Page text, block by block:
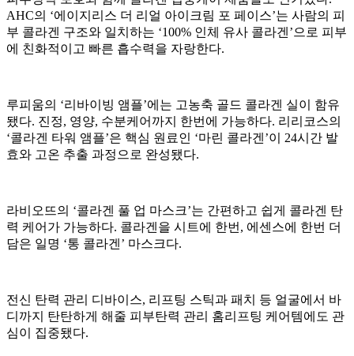
AHC의 ‘에이지리스 더 리얼 아이크림 포 페이스’는 사람의 피
부 콜라겐 구조와 일치하는 ‘100% 인체 유사 콜라겐’으로 피부
에 친화적이고 빠른 흡수력을 자랑한다.
루피움의 ‘리바이빙 앰플’에는 고농축 골드 콜라겐 실이 함유
됐다. 진정, 영양, 수분케어까지 한번에 가능하다. 리리코스의
‘콜라겐 타워 앰플’은 핵심 원료인 ‘마린 콜라겐’이 24시간 발
효와 고온 추출 과정으로 완성됐다.
라비오뜨의 ‘콜라겐 풀 업 마스크’는 간편하고 쉽게 콜라겐 탄
력 케어가 가능하다. 콜라겐을 시트에 한번, 에센스에 한번 더
담은 일명 ‘통 콜라겐’ 마스크다.
전신 탄력 관리 디바이스, 리프팅 스틱과 패치 등 얼굴에서 바
디까지 탄탄하게 해줄 피부탄력 관리 홈리프팅 케어템에도 관
심이 집중됐다.